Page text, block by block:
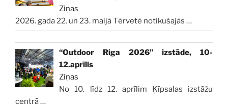
Ziņas
2026. gada 22. un 23. maijā Tērvetē notikušajās …
“Outdoor Riga 2026” izstāde, 10-
12.aprīlis
Ziņas
No 10. līdz 12. aprīlim Ķīpsalas izstāžu
centrā…